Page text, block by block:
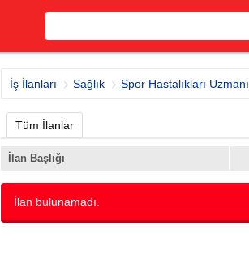
İş İlanları Sağlık Spor Hastalıkları Uzmanı
Tüm İlanlar
İlan Başlığı
İlan bulunamadı.